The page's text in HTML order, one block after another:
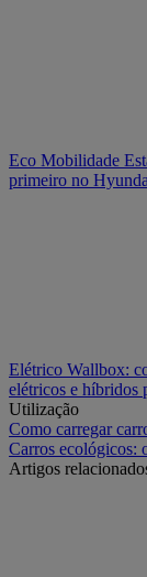
Eco Mobilidade
primeiro no
Elétrico Wallbox:
elétricos e híbridos
Utilização
Como carregar
Carros ecológicos:
Artigos